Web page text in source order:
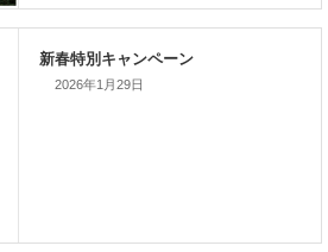
家づくり完成見学会を完全予約
2026年1月29日